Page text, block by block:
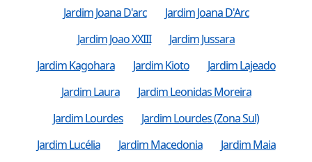
Jardim Joana D'arc
Jardim Joana D'Arc
Jardim Joao XXIII
Jardim Jussara
Jardim Kagohara
Jardim Kioto
Jardim Lajeado
Jardim Laura
Jardim Leonidas Moreira
Jardim Lourdes
Jardim Lourdes (Zona Sul)
Jardim Lucélia
Jardim Macedonia
Jardim Maia